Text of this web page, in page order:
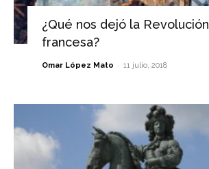
¿Qué nos dejó la Revolución
francesa?
Omar López Mato - 11 julio, 2018